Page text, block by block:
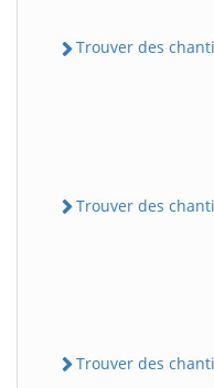
Trouver des
Trouver des
Trouver des